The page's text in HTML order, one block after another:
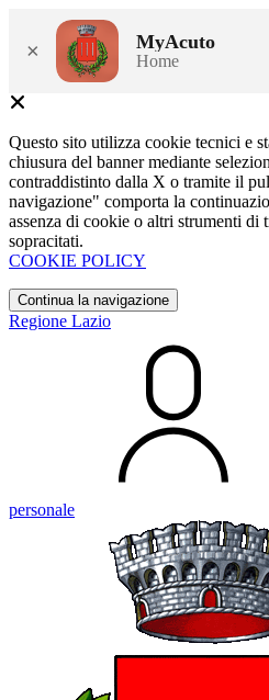
× MyAcuto
Home
Questo sito utilizza cookie tecnici e
chiusura del banner mediante
contraddistinto dalla X o tramite il
navigazione" comporta la
assenza di cookie o altri strumenti di
sopracitati.
COOKIE POLICY
Continua la navigazione
Regione Lazio
personale